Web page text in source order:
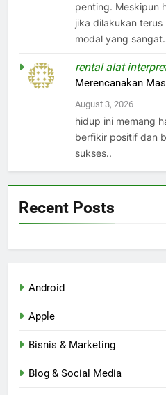
penting. Meskipun
jika dilakukan terus
modal yang
rental alat
Merencanakan
August 3, 2026
hidup ini memang
berfikir positif dan
sukses..
Recent Posts
Android
Apple
Bisnis & Marketing
Blog & Social Media